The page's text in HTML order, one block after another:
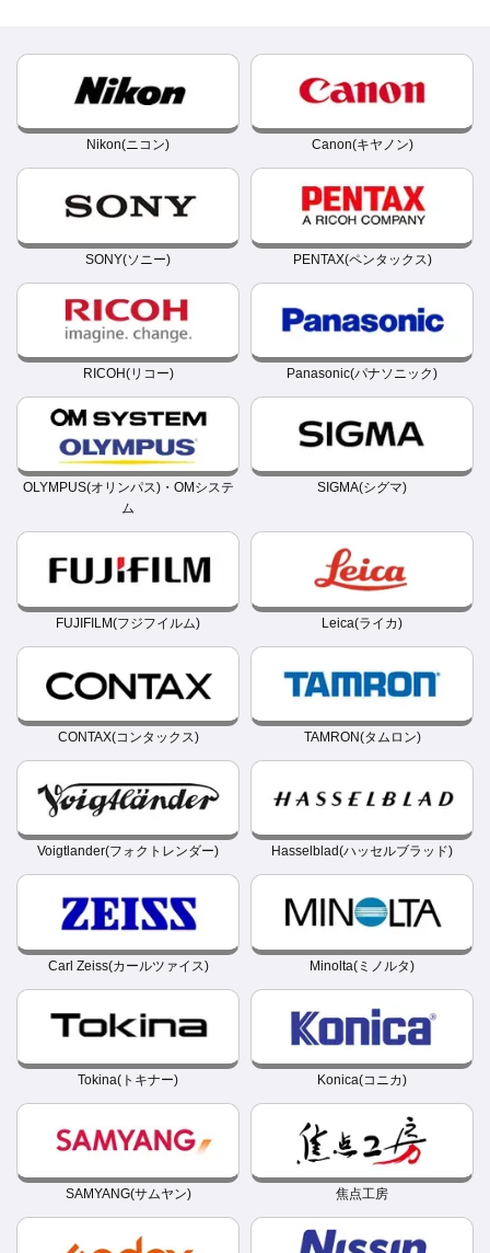
Nikon(ニコン) Canon(キヤノン)
SONY(ソニー) PENTAX(ペンタックス)
RICOH(リコー) Panasonic(パナソニック)
OLYMPUS(オリンパス)・OMシステ
ム
SIGMA(シグマ)
FUJIFILM(フジフイルム) Leica(ライカ)
CONTAX(コンタックス) TAMRON(タムロン)
Voigtlander(フォクトレンダー) Hasselblad(ハッセルブラッド)
Carl Zeiss(カールツァイス) Minolta(ミノルタ)
Tokina(トキナー) Konica(コニカ)
SAMYANG(サムヤン) 焦点工房